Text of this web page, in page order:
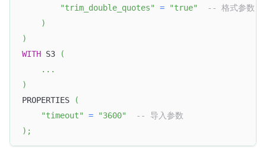
"trim_double_quotes"
= "true"
-- 格式参数
)
)
WITH S3
(
. . .
)
PROPERTIES
(
"timeout"
= "3600"
-- 导入参数
) ;